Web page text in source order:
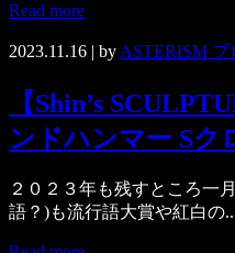
Read more
2023.11.16 | by ASTERISM
【Shin’s
ンドハンマー Sク
２０２３年も残すところ一
語？)も流行語大賞や紅白の